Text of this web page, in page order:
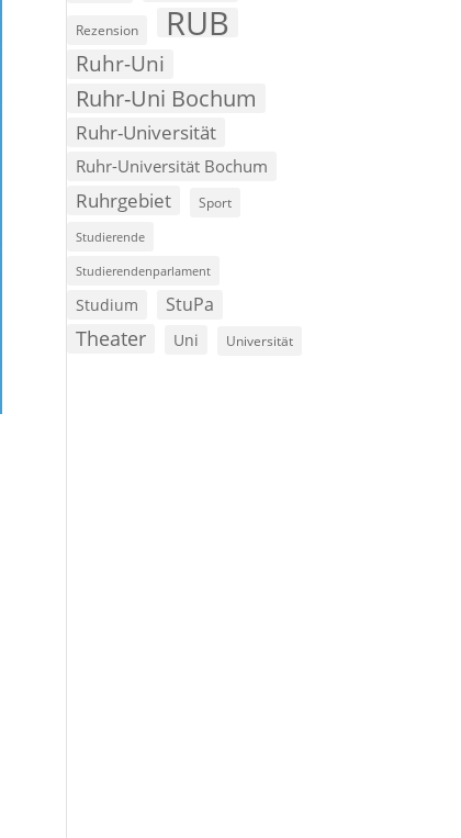
Rezension RUB
Ruhr-Uni
Ruhr-Uni Bochum
Ruhr-Universität
Ruhr-Universität Bochum
Ruhrgebiet Sport
Studierende
Studierendenparlament
Studium StuPa
Theater Uni Universität